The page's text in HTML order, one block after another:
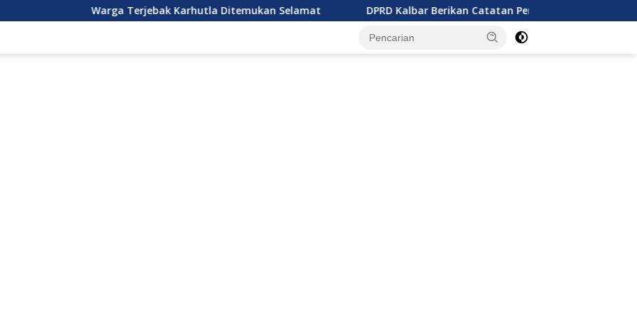
Warga Terjebak Karhutla Ditemukan Selamat DPRD Kalbar Berikan Catatan Penting Perubahan Perda Pajak dan